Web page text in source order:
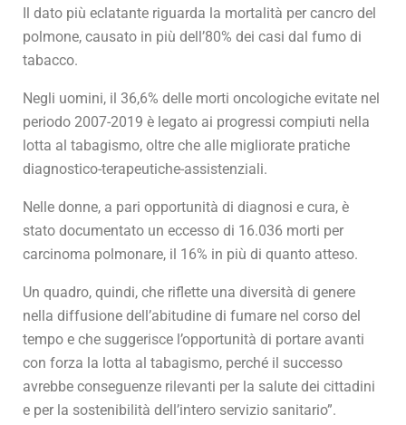
Il dato più eclatante riguarda la mortalità per cancro del
polmone, causato in più dell’80% dei casi dal fumo di
tabacco.
Negli uomini, il 36,6% delle morti oncologiche evitate nel
periodo 2007-2019 è legato ai progressi compiuti nella
lotta al tabagismo, oltre che alle migliorate pratiche
diagnostico-terapeutiche-assistenziali.
Nelle donne, a pari opportunità di diagnosi e cura, è
stato documentato un eccesso di 16.036 morti per
carcinoma polmonare, il 16% in più di quanto atteso.
Un quadro, quindi, che riflette una diversità di genere
nella diffusione dell’abitudine di fumare nel corso del
tempo e che suggerisce l’opportunità di portare avanti
con forza la lotta al tabagismo, perché il successo
avrebbe conseguenze rilevanti per la salute dei cittadini
e per la sostenibilità dell’intero servizio sanitario”.